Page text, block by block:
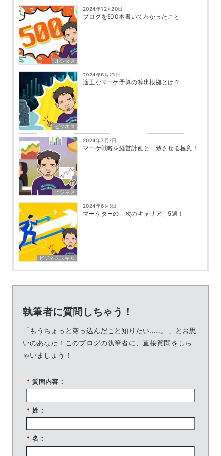
ルシダス
2024年12月20日
ブログを500本書いてわかったこと
ビジネス
2024年8月23日
適正なマーケ予算の算出根拠とは!?
ビジネス
2024年7月2日
マーケ戦略を経営計画と一致させる極意！
ビジネススキル
2024年6月5日
マーケターの「次のキャリア」5選！
執筆者に質問しちゃう！
「もうちょっと突っ込んだこと知りたい……。」とお思
いのあなた！このブログの執筆者に、直接質問をしち
ゃいましょう！
* 質問内容：
* 姓：
* 名：